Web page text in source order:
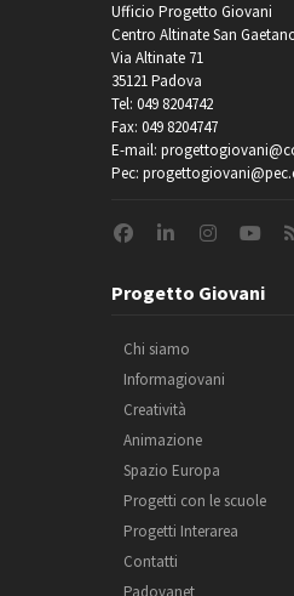
Ufficio Progetto Giovani
Centro Altinate San
Via Altinate 71
35121 Padova
Tel: 049 8204742
Fax: 049 8204747
E-mail:
Pec:
Progetto Giovani
Chi siamo
Informagiovani
Creatività
Animazione
Spazio Europa
Progetti con le scuole
Progetti Interarea
Contatti